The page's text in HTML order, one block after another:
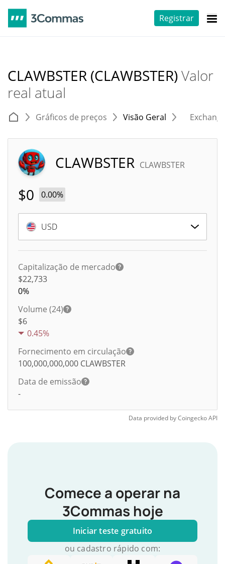
Registrar
CLAWBSTER (CLAWBSTER)Valor
real atual
Gráficos de preços Visão Geral
CLAWBSTER CLAWBSTER
$0 0.00%
USD
Capitalização de mercado
$22,733
0%
Volume (24)
$6
0.45%
Fornecimento em circulação
100,000,000,000 CLAWBSTER
Data de emissão
-
Data provided byCoingeckoAPI
Comece a operar na
3Commas hoje
Iniciar teste gratuito
ou cadastro rápido com: